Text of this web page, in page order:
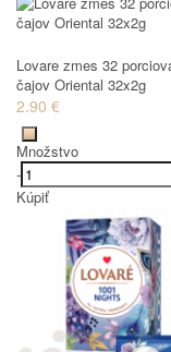
Lovare zmes 32
čajov Oriental 32x2g
2.90 €
Množstvo
-
Kúpiť